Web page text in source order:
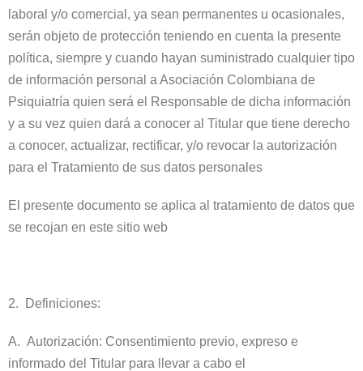
laboral y/o comercial, ya sean permanentes u ocasionales,
serán objeto de protección teniendo en cuenta la presente
política, siempre y cuando hayan suministrado cualquier tipo
de información personal a Asociación Colombiana de
Psiquiatría quien será el Responsable de dicha información
y a su vez quien dará a conocer al Titular que tiene derecho
a conocer, actualizar, rectificar, y/o revocar la autorización
para el Tratamiento de sus datos personales
El presente documento se aplica al tratamiento de datos que
se recojan en este sitio web
2. Definiciones:
A. Autorización: Consentimiento previo, expreso e
informado del Titular para llevar a cabo el